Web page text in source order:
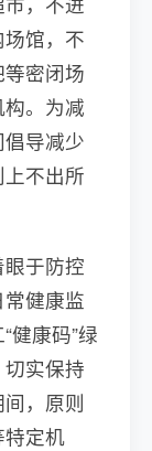
馆，不
密闭场
。为减
导减少
不出所
于防控
健康监
健康码”绿
实保持
，原则
特定机